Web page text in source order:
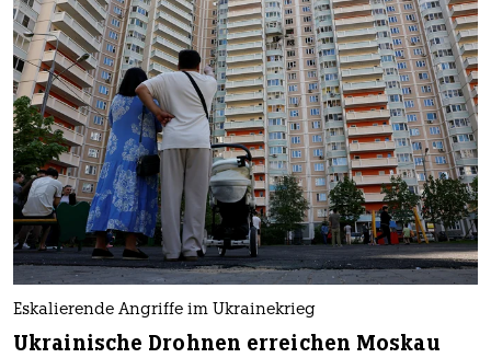
Eskalierende Angriffe im Ukrainekrieg
Ukrainische Drohnen erreichen Moskau